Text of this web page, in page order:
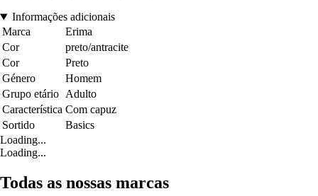
Informações adicionais
Marca
Erima
Cor
preto/antracite
Cor
Preto
Género
Homem
Grupo etário Adulto
Característica Com capuz
Sortido
Basics
Loading...
Loading...
Todas as nossas marcas